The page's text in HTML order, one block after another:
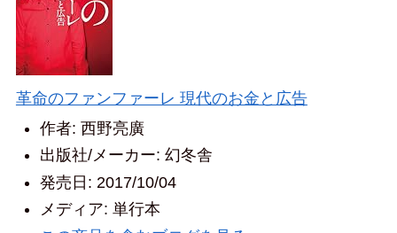
革命のファンファーレ 現代のお金と広告
作者: 西野亮廣
出版社/メーカー: 幻冬舎
発売日: 2017/10/04
メディア: 単行本